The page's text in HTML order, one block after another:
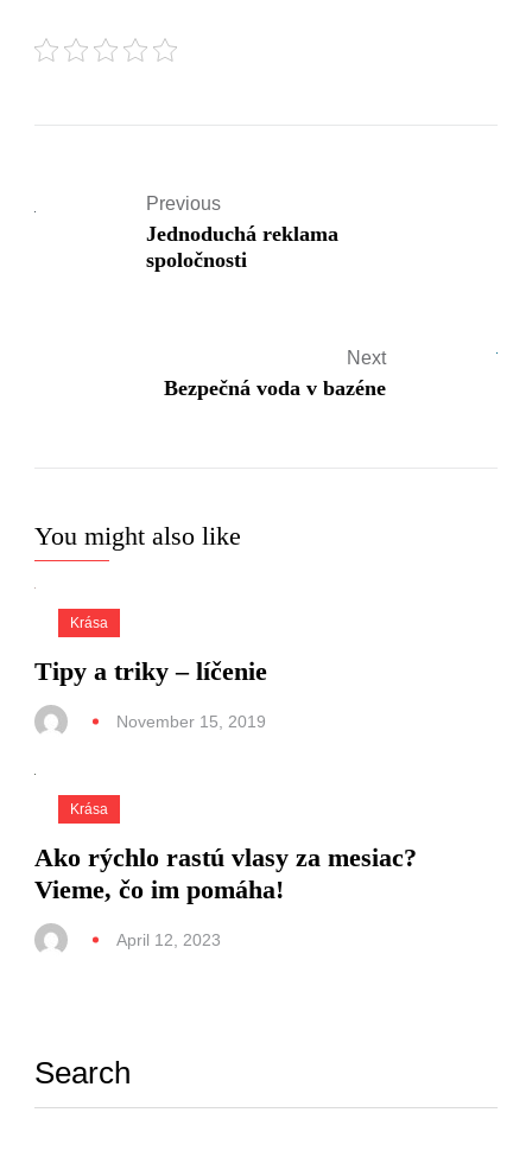
Previous
Jednoduchá reklama
spoločnosti
Next
Bezpečná voda v bazéne
You might also like
Krása
Tipy a triky – líčenie
November 15, 2019
Krása
Ako rýchlo rastú vlasy za mesiac?
Vieme, čo im pomáha!
April 12, 2023
Search